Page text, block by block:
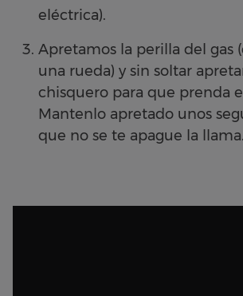
eléctrica).
Apretamos la perilla del gas
una rueda) y sin soltar
chisquero para que prenda
Mantenlo apretado unos
que no se te apague la llama.